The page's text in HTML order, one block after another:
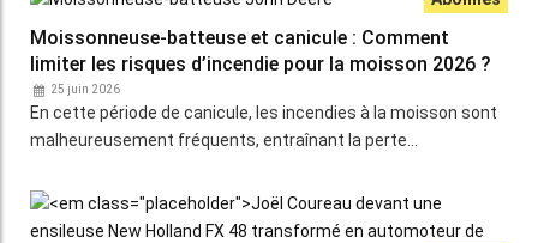
Moissonneuse-batteuse et canicule : Comment
limiter les risques d’incendie pour la moisson 2026 ?
25 juin 2026
En cette période de canicule, les incendies à la moisson sont
malheureusement fréquents, entraînant la perte…